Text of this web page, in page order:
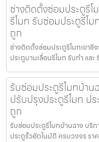
ช่างติดตั้งซ่อมประตูรีโ
รีโมท รับซ่อมประตูรีโ
ถูก
ช่างติดตั้งซ่อมประตูรีโมทเขาชี
ประตูบานเลื่อนรีโมท รับทำ แล
รับซ่อมประตูรีโมทบ้า
ปรับปรุงประตูรีโมท ป
ถูก
รับซ่อมประตูรีโมทบ้านฉาง บริ
ประตูรั้วอัตโนมัติ ครบวงจร ร